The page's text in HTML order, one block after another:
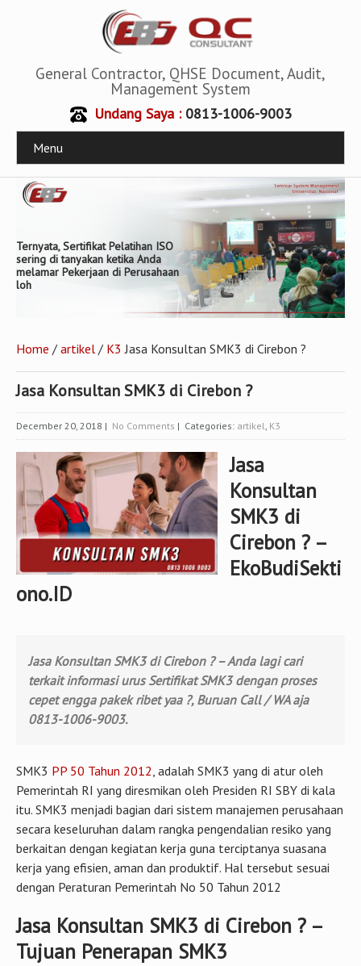
General Contractor, QHSE Document, Audit,
Management System
Undang Saya : 0813-1006-9003
Menu
Ternyata, Sertifikat Pelatihan ISO
sering di tanyakan ketika Anda
melamar Pekerjaan di Perusahaan
loh
Home / artikel / K3 Jasa Konsultan SMK3 di Cirebon ?
Jasa Konsultan SMK3 di Cirebon ?
December 20, 2018 | No Comments | Categories: artikel, K3
Jasa
Konsultan
SMK3 di
Cirebon ? –
EkoBudiSekti
ono.ID
Jasa Konsultan SMK3 di Cirebon ? – Anda lagi cari
terkait informasi urus Sertifikat SMK3 dengan proses
cepet engga pakek ribet yaa ?, Buruan Call / WA aja
0813-1006-9003.
SMK3 PP 50 Tahun 2012, adalah SMK3 yang di atur oleh
Pemerintah RI yang diresmikan oleh Presiden RI SBY di kala
itu. SMK3 menjadi bagian dari sistem manajemen perusahaan
secara keseluruhan dalam rangka pengendalian resiko yang
berkaitan dengan kegiatan kerja guna terciptanya suasana
kerja yang efisien, aman dan produktif. Hal tersebut sesuai
dengan Peraturan Pemerintah No 50 Tahun 2012
Jasa Konsultan SMK3 di Cirebon ? –
Tujuan Penerapan SMK3